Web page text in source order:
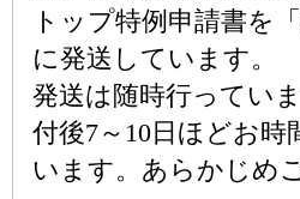
トップ特例申請書を
に発送しています。
発送は随時行ってい
付後7～10日ほどお時
います。あらかじめ